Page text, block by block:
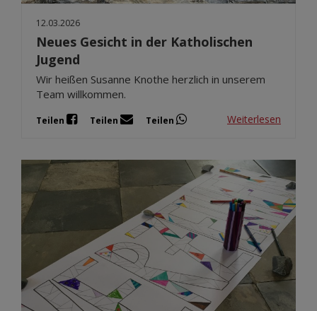
12.03.2026
Neues Gesicht in der Katholischen
Jugend
Wir heißen Susanne Knothe herzlich in unserem
Team willkommen.
Teilen Teilen Teilen Weiterlesen